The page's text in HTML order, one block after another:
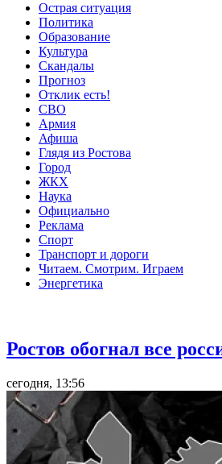
Острая ситуация
Политика
Образование
Культура
Скандалы
Прогноз
Отклик есть!
СВО
Армия
Афиша
Глядя из Ростова
Город
ЖКХ
Наука
Официально
Реклама
Спорт
Транспорт и дороги
Читаем. Смотрим. Играем
Энергетика
Ростов обогнал все
сегодня, 13:56